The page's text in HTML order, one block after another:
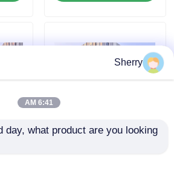
اتصل بنا
مدونة
Sherry
6:41 AM
day, what product are you looking